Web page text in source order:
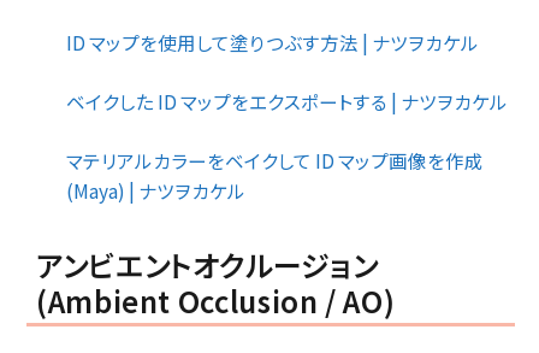
ID マップを使用して塗りつぶす方法 | ナツヲカケル
ベイクした ID マップをエクスポートする | ナツヲカケル
マテリアルカラーをベイクして ID マップ画像を作成
(Maya) | ナツヲカケル
アンビエントオクルージョン
(Ambient Occlusion / AO)